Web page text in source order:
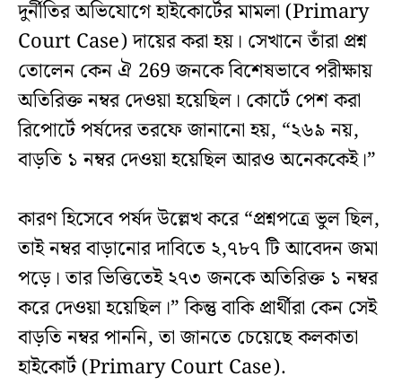
দুর্নীতির অভিযোগে হাইকোর্টের মামলা (Primary
Court Case) দায়ের করা হয়। সেখানে তাঁরা প্রশ্ন
তোলেন কেন ঐ 269 জনকে বিশেষভাবে পরীক্ষায়
অতিরিক্ত নম্বর দেওয়া হয়েছিল। কোর্টে পেশ করা
রিপোর্টে পর্ষদের তরফে জানানো হয়, “২৬৯ নয়,
বাড়তি ১ নম্বর দেওয়া হয়েছিল আরও অনেককেই।”
কারণ হিসেবে পর্ষদ উল্লেখ করে “প্রশ্নপত্রে ভুল ছিল,
তাই নম্বর বাড়ানোর দাবিতে ২,৭৮৭ টি আবেদন জমা
পড়ে। তার ভিত্তিতেই ২৭৩ জনকে অতিরিক্ত ১ নম্বর
করে দেওয়া হয়েছিল।” কিন্তু বাকি প্রার্থীরা কেন সেই
বাড়তি নম্বর পাননি, তা জানতে চেয়েছে কলকাতা
হাইকোর্ট (Primary Court Case).